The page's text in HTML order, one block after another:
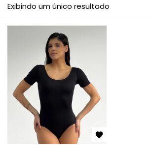
Exibindo um único resultado
Lembre de mim
CRIAR UMA CONTA